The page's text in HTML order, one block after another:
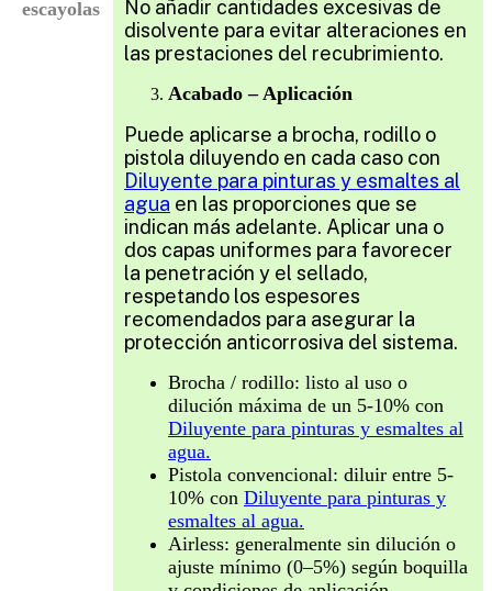
escayolas
No añadir cantidades excesivas de
disolvente para evitar alteraciones en
las prestaciones del recubrimiento.
Acabado – Aplicación
Puede aplicarse a brocha, rodillo o
pistola diluyendo en cada caso con
Diluyente para pinturas y esmaltes al
agua en las proporciones que se
indican más adelante. Aplicar una o
dos capas uniformes para favorecer
la penetración y el sellado,
respetando los espesores
recomendados para asegurar la
protección anticorrosiva del sistema.
Brocha / rodillo: listo al uso o
dilución máxima de un 5-10% con
Diluyente para pinturas y esmaltes al
agua.
Pistola convencional: diluir entre 5-
10% con Diluyente para pinturas y
esmaltes al agua.
Airless: generalmente sin dilución o
ajuste mínimo (0–5%) según boquilla